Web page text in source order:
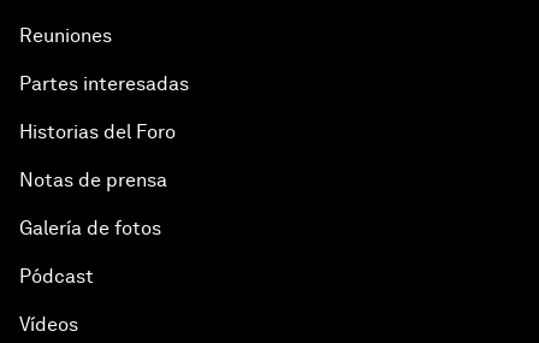
Reuniones
Partes interesadas
Historias del Foro
Notas de prensa
Galería de fotos
Pódcast
Vídeos